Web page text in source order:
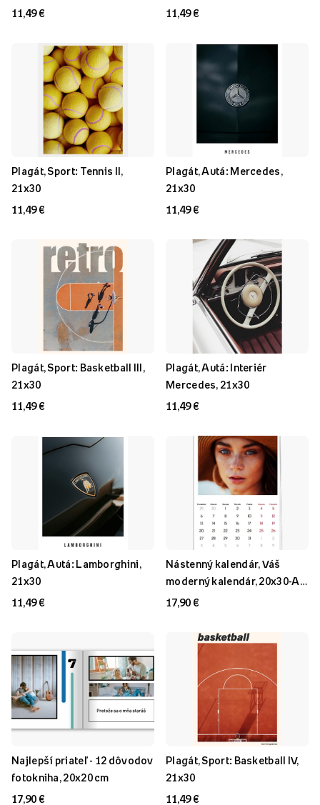
11,49 € 11,49 €
Plagát, Sport: Tennis II,
21x30
11,49 €
Plagát, Autá: Mercedes,
21x30
11,49 €
Plagát, Sport: Basketball III,
21x30
11,49 €
Plagát, Autá: Interiér
Mercedes, 21x30
11,49 €
Plagát, Autá: Lamborghini,
21x30
11,49 €
Nástenný kalendár, Váš
moderný kalendár, 20x30-A4
cm
17,90 €
Najlepší priateľ - 12 dôvodov
fotokniha, 20x20 cm
17,90 €
Plagát, Sport: Basketball IV,
21x30
11,49 €